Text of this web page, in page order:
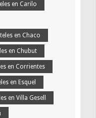
en Carilo
en Chaco
en Chubut
en Corrientes
en Esquel
en Villa Gesell